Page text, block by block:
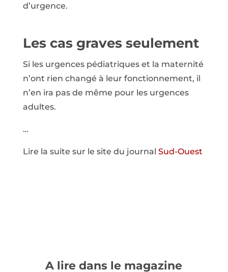
d’urgence.
Les cas graves seulement
Si les urgences pédiatriques et la maternité
n’ont rien changé à leur fonctionnement, il
n’en ira pas de même pour les urgences
adultes.
…
Lire la suite sur le site du journal Sud-Ouest
A lire dans le magazine